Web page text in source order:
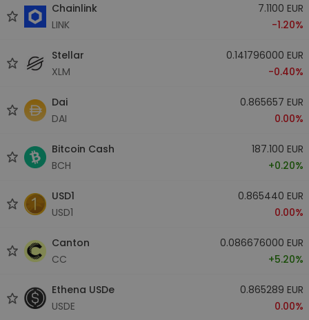
Chainlink
LINK
7.1100 EUR
-1.20%
Stellar
XLM
0.141796000 EUR
-0.40%
Dai
DAI
0.865657 EUR
0.00%
Bitcoin Cash
BCH
187.100 EUR
+0.20%
USD1
USD1
0.865440 EUR
0.00%
Canton
CC
0.086676000 EUR
+5.20%
Ethena USDe
USDE
0.865289 EUR
0.00%